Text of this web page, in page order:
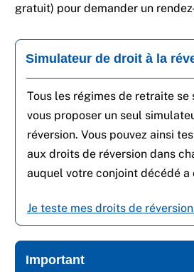
gratuit) pour demander un
Simulateur de droit à la
Tous les régimes de retraite se
vous proposer un seul
réversion. Vous pouvez ainsi
aux droits de réversion dans
auquel votre conjoint décédé a
Je teste mes droits de
Important